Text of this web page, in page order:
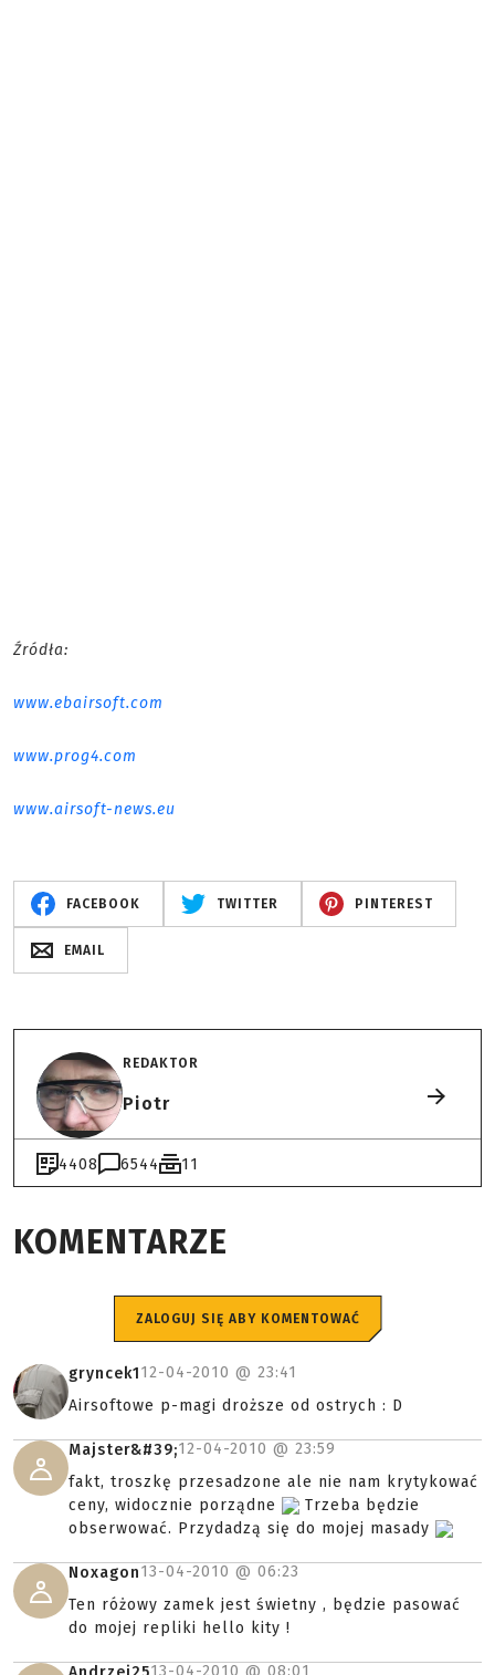
Źródła:
www.ebairsoft.com
www.prog4.com
www.airsoft-news.eu
FACEBOOK TWITTER PINTEREST
EMAIL
REDAKTOR
Piotr
4408 6544 11
KOMENTARZE
ZALOGUJ SIĘ ABY KOMENTOWAĆ
gryncek112-04-2010 @ 23:41
Airsoftowe p-magi droższe od ostrych : D
Majster&#39;12-04-2010 @ 23:59
fakt, troszkę przesadzone ale nie nam krytykować
ceny, widocznie porządne
Trzeba będzie
obserwować. Przydadzą się do mojej masady
Noxagon13-04-2010 @ 06:23
Ten różowy zamek jest świetny , będzie pasować
do mojej repliki hello kity !
13-04-2010 @ 08:01